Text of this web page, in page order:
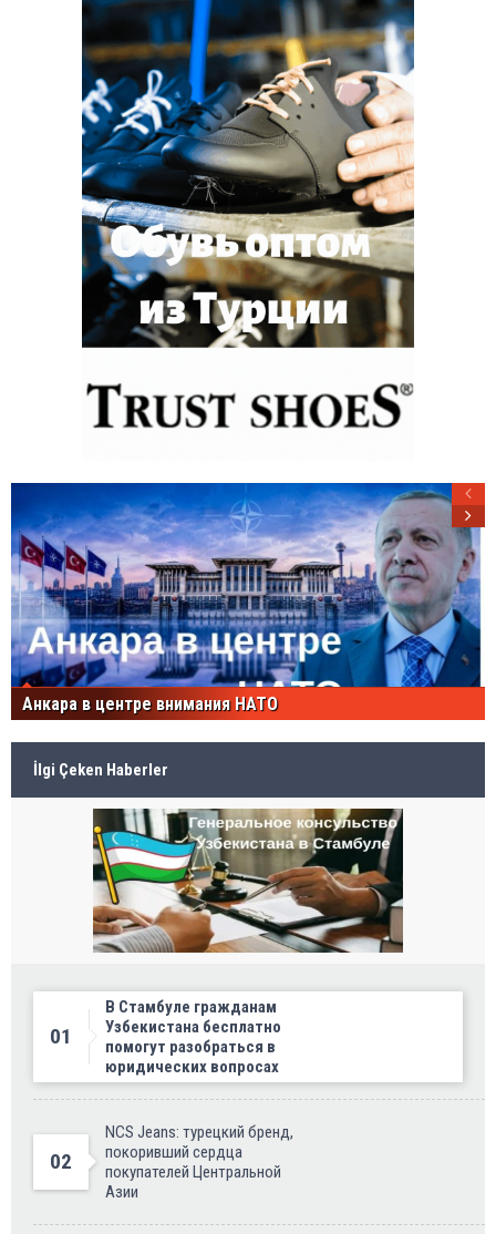
Анкара в центре внимания НАТО
İlgi Çeken Haberler
01
В Стамбуле гражданам
Узбекистана бесплатно
помогут разобраться в
юридических вопросах
02
NCS Jeans: турецкий бренд,
покоривший сердца
покупателей Центральной
Азии